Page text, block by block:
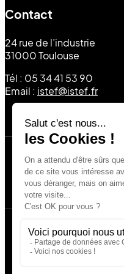
Contact
24 rue de l’industrie
31000 Toulouse
Tél : 05 34 41 53 90
Email : istef@istef.fr
Formations
Copyright © ISTEF - Tous